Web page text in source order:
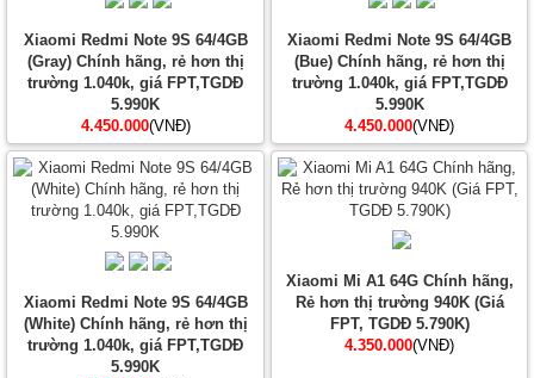
Xiaomi Redmi Note 9S 64/4GB
(Gray) Chính hãng, rẻ hơn thị
trường 1.040k, giá FPT,TGDĐ
5.990K
4.450.000(VNĐ)
Xiaomi Redmi Note 9S 64/4GB
(Bue) Chính hãng, rẻ hơn thị
trường 1.040k, giá FPT,TGDĐ
5.990K
4.450.000(VNĐ)
Xiaomi Redmi Note 9S 64/4GB
(White) Chính hãng, rẻ hơn thị
trường 1.040k, giá FPT,TGDĐ
5.990K
Xiaomi Mi A1 64G Chính hãng,
Rẻ hơn thị trường 940K (Giá
FPT, TGDĐ 5.790K)
4.350.000(VNĐ)